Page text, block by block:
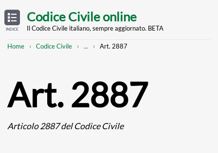
TABLE
OF
CONTENTS
INDICE
main
Codice Civile online
Il Codice Civile italiano, sempre aggiornato. BETA
Breadcrumb
Home Codice Civile
Mostra
... Art. 2887
Art. 2887
Articolo 2887 del Codice Civile